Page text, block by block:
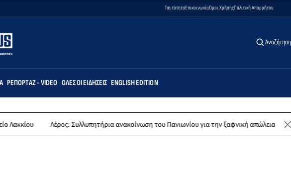
ΤαυτότηταΕπικοινωνίαΌροι ΧρήσηςΠολιτική Απορρήτου
Αναζήτηση
ΡΕΠΟΡΤΆΖ - VIDEO ΌΛΕΣ ΟΙ ΕΙΔΉΣΕΙΣ ENGLISH EDITION
Συλλυπητήρια ανακοίνωση του Πανιωνίου για την ξαφνική απώλεια του Δημήτρη